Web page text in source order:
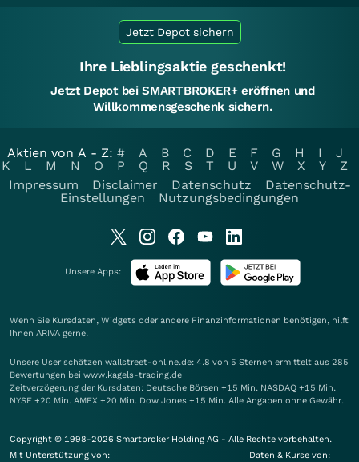
Jetzt Depot sichern
Ihre Lieblingsaktie geschenkt!
Jetzt Depot bei SMARTBROKER+ eröffnen und
Willkommensgeschenk sichern.
Aktien von A - Z: # A B C D E F G H I
J
K
L M N O P Q R S T U V W X Y
Z
Impressum
Disclaimer Datenschutz
Datenschutz-
Einstellungen
Nutzungsbedingungen
Unsere Apps:
Wenn Sie Kursdaten, Widgets oder andere Finanzinformationen benötigen, hilft
Ihnen ARIVA gerne.
Unsere User schätzen wallstreet-online.de: 4.8 von 5 Sternen ermittelt aus 285
Bewertungen bei www.kagels-trading.de
Zeitverzögerung der Kursdaten: Deutsche Börsen +15 Min. NASDAQ +15 Min.
NYSE +20 Min. AMEX +20 Min. Dow Jones +15 Min. Alle Angaben ohne Gewähr.
Copyright © 1998-2026 Smartbroker Holding AG - Alle Rechte vorbehalten.
Mit Unterstützung von:
Daten & Kurse von: